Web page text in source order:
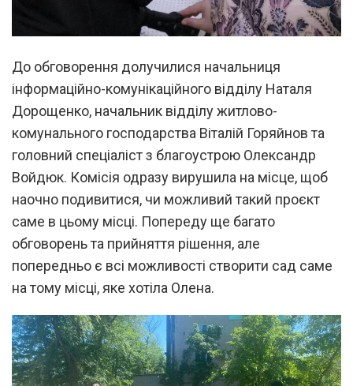
До обговорення долучилися начальниця
інформаційно-комунікаційного відділу Наталя
Дорощенко, начальник відділу житлово-
комунального господарства Віталій Горяйнов та
головний спеціаліст з благоустрою Олександр
Войдюк. Комісія одразу вирушила на місце, щоб
наочно подивитися, чи можливий такий проєкт
саме в цьому місці. Попереду ще багато
обговорень та прийняття рішення, але
попередньо є всі можливості створити сад саме
на тому місці, яке хотіла Олена.